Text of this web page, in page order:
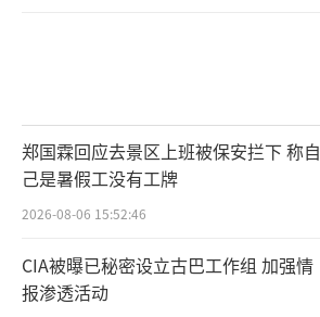
郑国霖回应去景区上班被保安拦下 称自
己是暑假工没有工牌
2026-08-06 15:52:46
CIA被曝已秘密设立古巴工作组 加强情
报渗透活动